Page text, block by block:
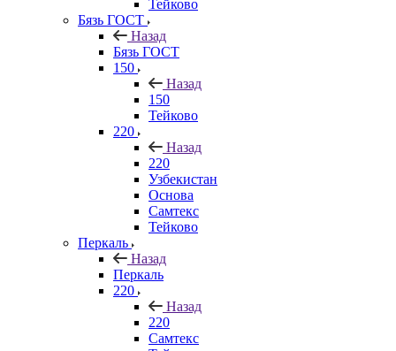
Тейково
Бязь ГОСТ
Назад
Бязь ГОСТ
150
Назад
150
Тейково
220
Назад
220
Узбекистан
Основа
Самтекс
Тейково
Перкаль
Назад
Перкаль
220
Назад
220
Самтекс